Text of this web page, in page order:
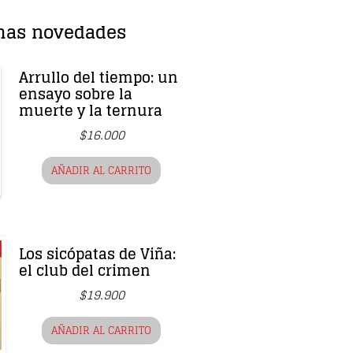
novedades
Arrullo del tiempo: un
ensayo sobre la
muerte y la ternura
$16.000
AÑADIR AL CARRITO
Los sicópatas de Viña:
el club del crimen
$19.900
AÑADIR AL CARRITO